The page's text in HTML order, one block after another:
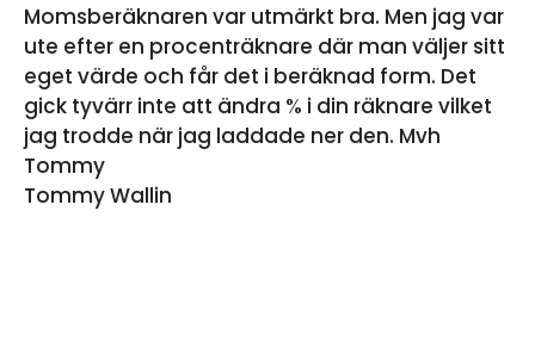
Momsberäknaren var utmärkt bra. Men jag var
ute efter en procenträknare där man väljer sitt
eget värde och får det i beräknad form. Det
gick tyvärr inte att ändra % i din räknare vilket
jag trodde när jag laddade ner den. Mvh
Tommy
Tommy Wallin